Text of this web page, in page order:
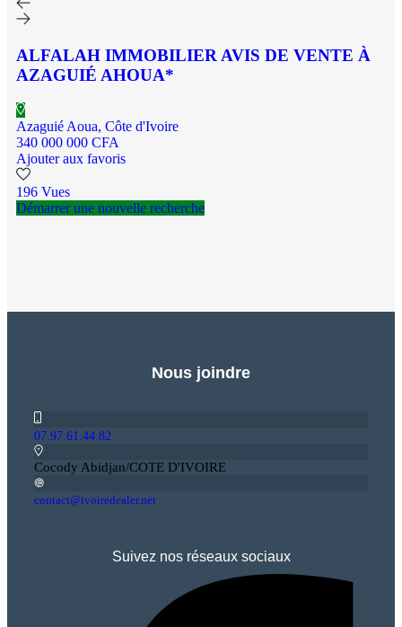
ALFALAH IMMOBILIER AVIS DE VENTE À
AZAGUIÉ AHOUA*
Azaguié Aoua, Côte d'Ivoire
340 000 000 CFA
Ajouter aux favoris
196 Vues
Démarrer une nouvelle recherche
Nous joindre
07.97.61.44.82
Cocody Abidjan/COTE D'IVOIRE
contact@ivoiredealer.net
Suivez nos réseaux sociaux